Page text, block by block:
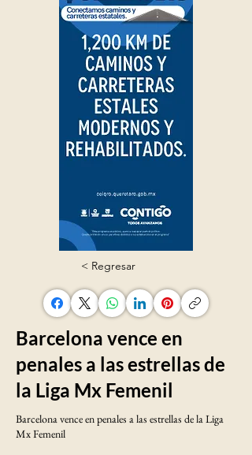
< Regresar
Barcelona vence en
penales a las estrellas de
la Liga Mx Femenil
Barcelona vence en penales a las estrellas de la Liga
Mx Femenil